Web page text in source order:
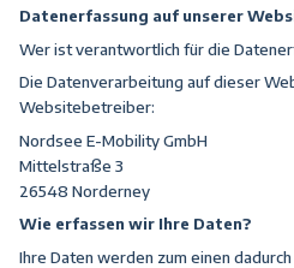
Datenerfassung auf unserer
Wer ist verantwortlich für die
Die Datenverarbeitung auf dieser
Websitebetreiber:
Nordsee E-Mobility GmbH
Mittelstraße 3
26548 Norderney
Wie erfassen wir Ihre Daten?
Ihre Daten werden zum einen